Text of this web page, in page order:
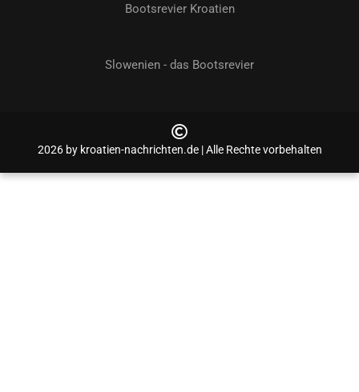
Bootsrevier Kroatien
Slowenien - das Bootsrevier
2026 by kroatien-nachrichten.de | Alle Rechte vorbehalten